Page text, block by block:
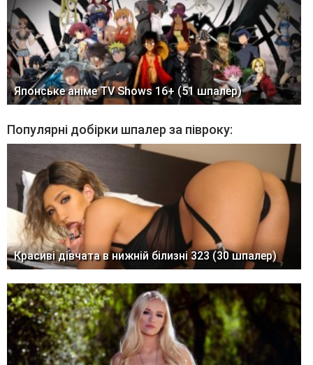
Японське аніме TV Shows 16+ (51 шпалер)
Популярні добірки шпалер за півроку:
Красиві дівчата в нижній білизні 323 (30 шпалер)